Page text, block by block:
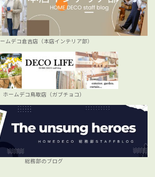
ムデコ倉吉店（本店インテリア部）
ホームデコ鳥取店（ガブチョコ）
総務部のブログ